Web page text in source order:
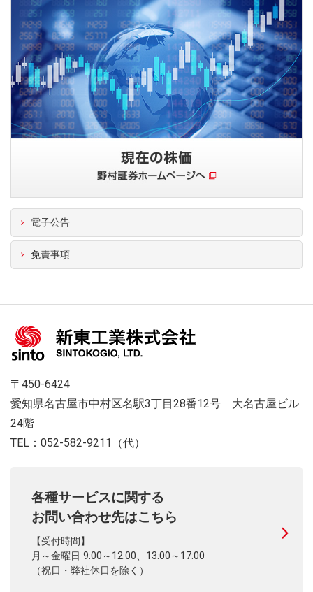
電子公告
免責事項
〒450-6424
愛知県名古屋市中村区名駅3丁目28番12号 大名古屋ビル
24階
TEL：052-582-9211（代）
各種サービスに関する
お問い合わせ先はこちら
【受付時間】
月～金曜日 9:00～12:00、13:00～17:00
（祝日・弊社休日を除く）